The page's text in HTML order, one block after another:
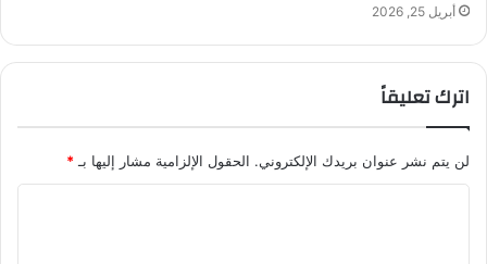
أبريل 25, 2026
اترك تعليقاً
لن يتم نشر عنوان بريدك الإلكتروني. الحقول الإلزامية مشار إليها بـ *